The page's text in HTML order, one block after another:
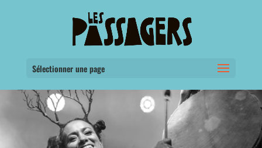
Sélectionner une page